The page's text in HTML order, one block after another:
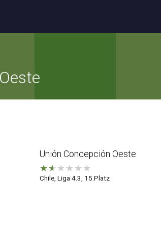
Unión Concepción Oeste
★★ ★ ★ ★ ★
Chile, Liga 4.3, 15.Platz